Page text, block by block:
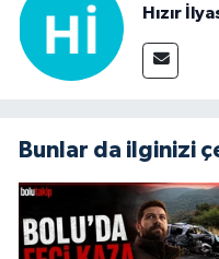
Hızır
Bunlar da ilginizi